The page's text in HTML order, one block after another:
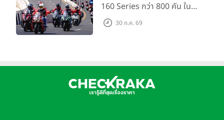
160 Series กว่า 800 คัน ใน
งาน “THE ONE-SIXTI-ER ตัว
30 ก.ค. 69